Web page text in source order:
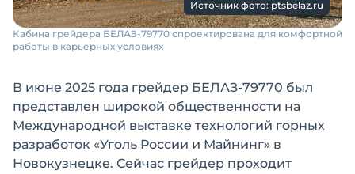
Источник фото: ptsbelaz.ru
Кабина грейдера БЕЛАЗ-79770 спроектирована для комфортной
работы в карьерных условиях
В июне 2025 года грейдер БЕЛАЗ-79770 был
представлен широкой общественности на
Международной выставке технологий горных
разработок «Уголь России и Майнинг» в
Новокузнецке. Сейчас грейдер проходит